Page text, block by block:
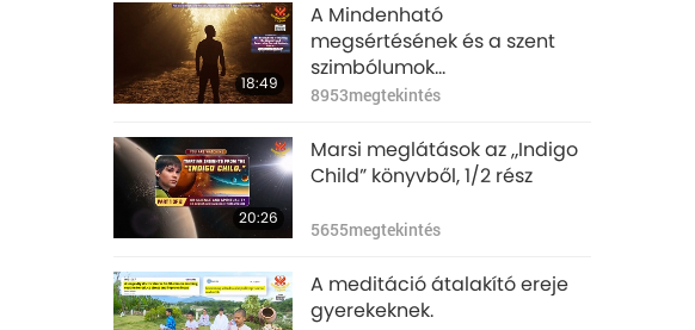
18:49
A Mindenható
megsértésének és a szent
szimbólumok
meggyalázásának
8953megtekintés
20:26
Marsi meglátások az „Indigo
Child” könyvből, 1/2 rész
5655megtekintés
A meditáció átalakító ereje
gyerekeknek.